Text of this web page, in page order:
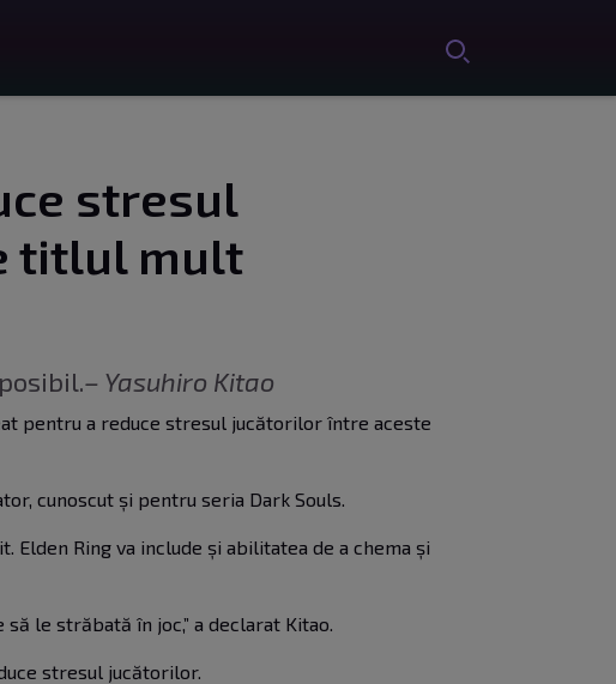
stresul
titlul mult
– Yasuhiro Kitao
pentru a reduce stresul jucătorilor între aceste
cunoscut și pentru seria Dark Souls.
Ring va include și abilitatea de a chema și
le străbată în joc,” a declarat Kitao.
stresul jucătorilor.